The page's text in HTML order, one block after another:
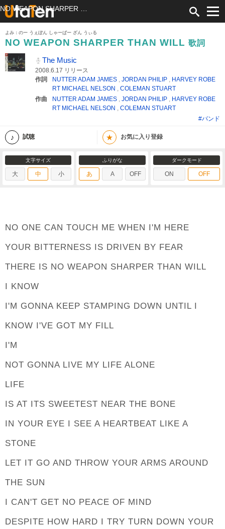
よみ：のー うぇぽん しゃーぱー ざん うぃる
NO WEAPON SHARPER THAN WILL 歌詞
The Music
2008.6.17 リリース
作詞
NUTTER ADAM JAMES ,JORDAN PHILIP , HARVEY ROBE
RT MICHAEL NELSON ,COLEMAN STUART
作曲
NUTTER ADAM JAMES ,JORDAN PHILIP , HARVEY ROBE
RT MICHAEL NELSON ,COLEMAN STUART
#バンド
試聴 ★ お気に入り登録
文字サイズ
大 中 小
ふりがな
あ A OFF
ダークモード
ON OFF
NO ONE CAN TOUCH ME WHEN I'M HERE
YOUR BITTERNESS IS DRIVEN BY FEAR
THERE IS NO WEAPON SHARPER THAN WILL
I KNOW
I'M GONNA KEEP STAMPING DOWN UNTIL I
KNOW I'VE GOT MY FILL
I'M
NOT GONNA LIVE MY LIFE ALONE
LIFE
IS AT ITS SWEETEST NEAR THE BONE
IN YOUR EYE I SEE A HEARTBEAT LIKE A
STONE
LET IT GO AND THROW YOUR ARMS AROUND
THE SUN
I CAN'T GET NO PEACE OF MIND
DESPITE HOW HARD I TRY TURN DOWN YOUR